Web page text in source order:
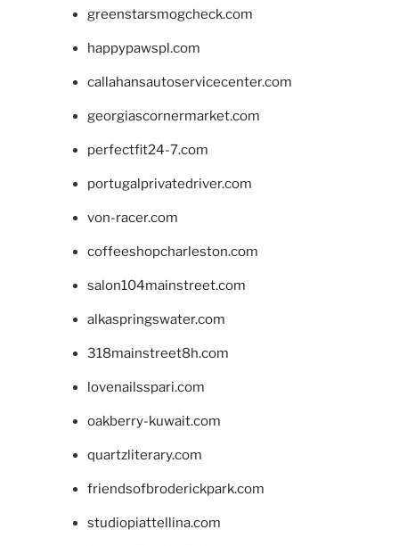
greenstarsmogcheck.com
happypawspl.com
callahansautoservicecenter.com
georgiascornermarket.com
perfectfit24-7.com
portugalprivatedriver.com
von-racer.com
coffeeshopcharleston.com
salon104mainstreet.com
alkaspringswater.com
318mainstreet8h.com
lovenailsspari.com
oakberry-kuwait.com
quartzliterary.com
friendsofbroderickpark.com
studiopiattellina.com